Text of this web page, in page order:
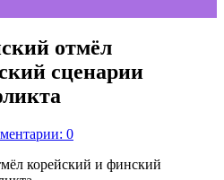
отмёл
сценарии
0